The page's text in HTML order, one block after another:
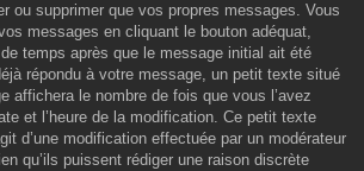
ou supprimer que vos propres messages. Vous
messages en cliquant le bouton adéquat,
temps après que le message initial ait été
répondu à votre message, un petit texte situé
affichera le nombre de fois que vous l’avez
et l’heure de la modification. Ce petit texte
d’une modification effectuée par un modérateur
qu’ils puissent rédiger une raison discrète